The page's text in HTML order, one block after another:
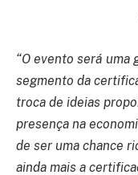
“O evento será
segmento da
troca de ideias
presença na
de ser uma chance
ainda mais a